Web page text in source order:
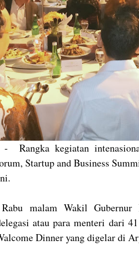
- Rangka kegiatan
Startup and Business
malam Wakil
atau para menteri dari
Dinner yang digelar di